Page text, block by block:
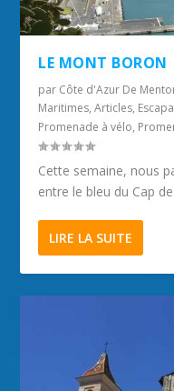
LE MONT BORON
par Côte d'Azur De
Maritimes,Articles,
Promenade à vélo,
Cette semaine, nous
entre le bleu du Cap
LIRE LA SUITE